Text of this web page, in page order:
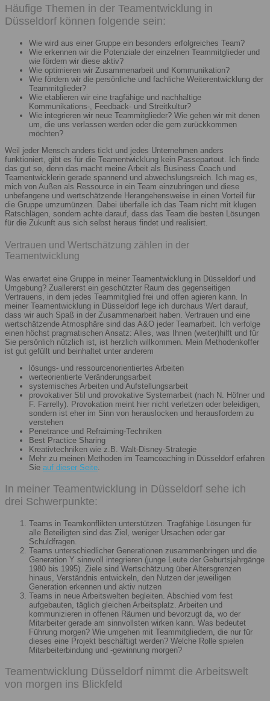
Häufige Themen in der Teamentwicklung in
Düsseldorf können folgende sein:
Wie wird aus einer Gruppe ein besonders erfolgreiches Team?
Wie erkennen wir die Potenziale der einzelnen Teammitglieder und
wie fördern wir diese aktiv?
Wie optimieren wir Zusammenarbeit und Kommunikation?
Wie fördern wir die persönliche und fachliche Weiterentwicklung der
Teammitglieder?
Wie etablieren wir eine tragfähige und nachhaltige
Kommunikations-, Feedback- und Streitkultur?
Wie integrieren wir neue Teammitglieder? Wie gehen wir mit denen
um, die uns verlassen werden oder die gern zurückkommen
möchten?
Weil jeder Mensch anders tickt und jedes Unternehmen anders
funktioniert, gibt es für die Teamentwicklung kein Passepartout. Ich finde
das gut so, denn das macht meine Arbeit als Business Coach und
Teamentwicklerin gerade spannend und abwechslungsreich. Ich mag es,
mich von Außen als Ressource in ein Team einzubringen und diese
unbefangene und wertschätzende Herangehensweise in einen Vorteil für
die Gruppe umzumünzen. Dabei überfalle ich das Team nicht mit klugen
Ratschlägen, sondern achte darauf, dass das Team die besten Lösungen
für die Zukunft aus sich selbst heraus findet und realisiert.
Vertrauen und Wertschätzung zählen in der
Teamentwicklung
Was erwartet eine Gruppe in meiner Teamentwicklung in Düsseldorf und
Umgebung? Zuallererst ein geschützter Raum des gegenseitigen
Vertrauens, in dem jedes Teammitglied frei und offen agieren kann. In
meiner Teamentwicklung in Düsseldorf lege ich durchaus Wert darauf,
dass wir auch Spaß in der Zusammenarbeit haben. Vertrauen und eine
wertschätzende Atmosphäre sind das A&O jeder Teamarbeit. Ich verfolge
einen höchst pragmatischen Ansatz: Alles, was Ihnen (weiter)hilft und für
Sie persönlich nützlich ist, ist herzlich willkommen. Mein Methodenkoffer
ist gut gefüllt und beinhaltet unter anderem
lösungs- und ressourcenorientiertes Arbeiten
werteorientierte Veränderungsarbeit
systemisches Arbeiten und Aufstellungsarbeit
provokativer Stil und provokative Systemarbeit (nach N. Höfner und
F. Farrelly). Provokation meint hier nicht verletzen oder beleidigen,
sondern ist eher im Sinn von herauslocken und herausfordern zu
verstehen
Penetrance und Refraiming-Techniken
Best Practice Sharing
Kreativtechniken wie z.B. Walt-Disney-Strategie
Mehr zu meinen Methoden im Teamcoaching in Düsseldorf erfahren
Sie auf dieser Seite.
In meiner Teamentwicklung in Düsseldorf sehe ich
drei Schwerpunkte:
Teams in Teamkonflikten unterstützen. Tragfähige Lösungen für
alle Beteiligten sind das Ziel, weniger Ursachen oder gar
Schuldfragen.
Teams unterschiedlicher Generationen zusammenbringen und die
Generation Y sinnvoll integrieren (junge Leute der Geburtsjahrgänge
1980 bis 1995). Ziele sind Wertschätzung über Altersgrenzen
hinaus, Verständnis entwickeln, den Nutzen der jeweiligen
Generation erkennen und aktiv nutzen
Teams in neue Arbeitswelten begleiten. Abschied vom fest
aufgebauten, täglich gleichen Arbeitsplatz. Arbeiten und
kommunizieren in offenen Räumen und bevorzugt da, wo der
Mitarbeiter gerade am sinnvollsten wirken kann. Was bedeutet
Führung morgen? Wie umgehen mit Teammitgliedern, die nur für
dieses eine Projekt beschäftigt werden? Welche Rolle spielen
Mitarbeiterbindung und -gewinnung morgen?
Teamentwicklung Düsseldorf nimmt die Arbeitswelt
von morgen ins Blickfeld